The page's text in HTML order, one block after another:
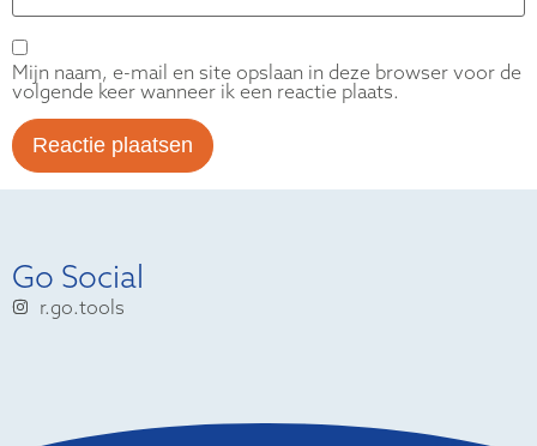
Mijn naam, e-mail en site opslaan in deze browser voor de
volgende keer wanneer ik een reactie plaats.
Go Social
r.go.tools